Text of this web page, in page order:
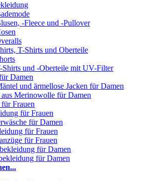
-Fleece und -Pullover
T-Shirts und Oberteile
Shirts und -Oberteile mit UV-Filter
Damen
und ärmellose Jacken für Damen
Merinowolle für Damen
Frauen
für Frauen
für Damen
für Frauen
für Frauen
für Damen
für Damen